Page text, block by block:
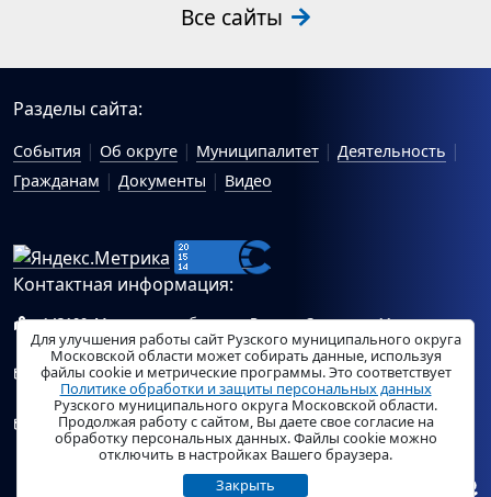
Все сайты
Разделы сайта:
События Об округе Муниципалитет
Деятельность
Гражданам
Документы Видео
Контактная информация:
143100, Московская область, г.Руза, ул.Солнцева, 11
Схема проезда
Общий отдел Администрации Рузского муниципального
округа:ruza_region_ruza@mosreg.ru.
Отдел по работе с обращениями граждан Администрации
Рузского муниципального округа:ruza_og_argo@mosreg.ru
Для улучшения работы сайт Рузского муниципального округа
Московской области может собирать данные, используя
файлы cookie и метрические программы. Это соответствует
Политике обработки и защиты персональных данных
Рузского муниципального округа Московской области.
Продолжая работу с сайтом, Вы даете свое согласие на
обработку персональных данных. Файлы cookie можно
отключить в настройках Вашего браузера.
Закрыть